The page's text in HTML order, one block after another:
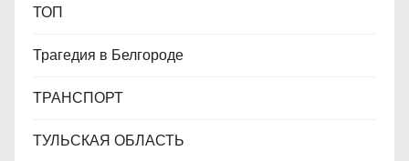
ТОП
Трагедия в Белгороде
ТРАНСПОРТ
ТУЛЬСКАЯ ОБЛАСТЬ